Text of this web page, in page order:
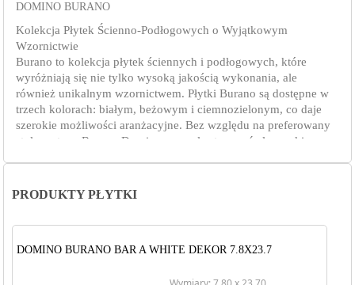
DOMINO BURANO
Kolekcja Płytek Ścienno-Podłogowych o Wyjątkowym
Wzornictwie
Burano to kolekcja płytek ściennych i podłogowych, które
wyróżniają się nie tylko wysoką jakością wykonania, ale
również unikalnym wzornictwem. Płytki Burano są dostępne w
trzech kolorach: białym, beżowym i ciemnozielonym, co daje
szerokie możliwości aranżacyjne. Bez względu na preferowany
styl wnętrza, Burano Domino pozwala stworzyć eleganckie
Różnorodność rozmiarów i wzorów
aby sprostać różnorodnym potrzebom aranżacyjnym. Płytki
i spójną aranżację. Natomiast płytki podłużne o wymiarach
PRODUKTY PŁYTKI
DOMINO BURANO BAR A WHITE DEKOR 7.8X23.7